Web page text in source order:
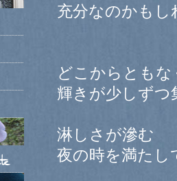
充分なのかもし
どこからともな
輝きが少しずつ
淋しさが滲む
夜の時を満たし